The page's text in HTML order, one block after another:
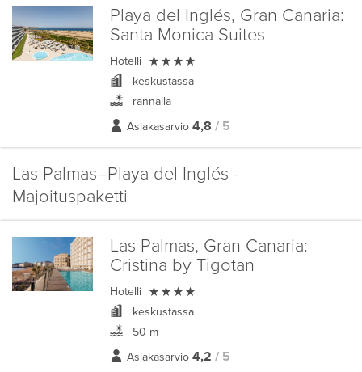
Playa del Inglés, Gran Canaria:
Santa Monica Suites
Hotelli 
keskustassa
rannalla
Asiakasarvio 4,8 / 5
Las Palmas–Playa del Inglés -
Majoituspaketti
Las Palmas, Gran Canaria:
Cristina by Tigotan
Hotelli 
keskustassa
50 m
Asiakasarvio 4,2 / 5